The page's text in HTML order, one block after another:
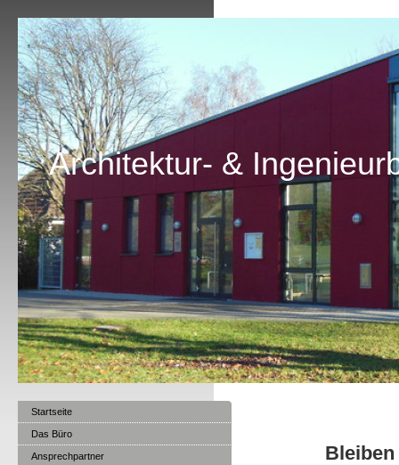
Architektur- &
Startseite
Das Büro
Ansprechpartner